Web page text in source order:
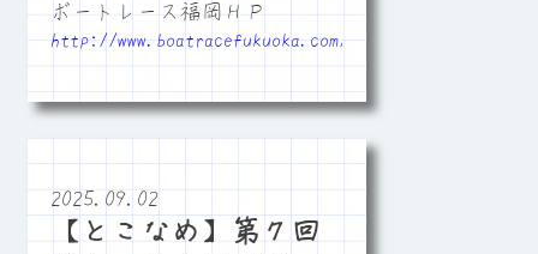
ボートレース福岡ＨＰ
http://www.boatracefukuoka.com/
2025.09.02
【とこなめ】第７回